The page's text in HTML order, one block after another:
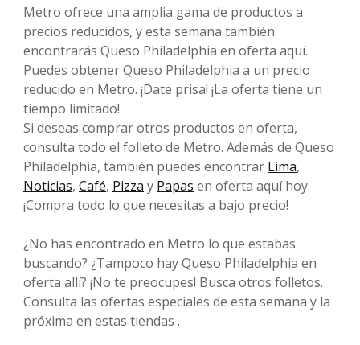
Metro ofrece una amplia gama de productos a
precios reducidos, y esta semana también
encontrarás Queso Philadelphia en oferta aquí.
Puedes obtener Queso Philadelphia a un precio
reducido en Metro. ¡Date prisa! ¡La oferta tiene un
tiempo limitado!
Si deseas comprar otros productos en oferta,
consulta todo el folleto de Metro. Además de Queso
Philadelphia, también puedes encontrar Lima,
Noticias, Café, Pizza y Papas en oferta aquí hoy.
¡Compra todo lo que necesitas a bajo precio!
¿No has encontrado en Metro lo que estabas
buscando? ¿Tampoco hay Queso Philadelphia en
oferta allí? ¡No te preocupes! Busca otros folletos.
Consulta las ofertas especiales de esta semana y la
próxima en estas tiendas .